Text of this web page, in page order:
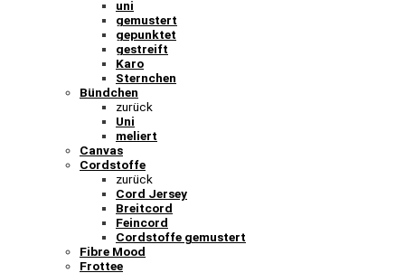
uni
gemustert
gepunktet
gestreift
Karo
Sternchen
Bündchen
zurück
Uni
meliert
Canvas
Cordstoffe
zurück
Cord Jersey
Breitcord
Feincord
Cordstoffe gemustert
Fibre Mood
Frottee